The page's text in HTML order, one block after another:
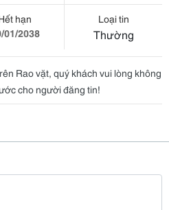
hạn
01/2038
Loại tin
Thường
Rao vặt, quý khách vui lòng không
cho người đăng tin!